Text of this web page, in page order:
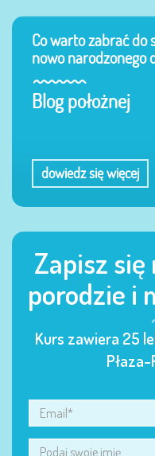
Co warto zabrać do
nowo narodzonego
Blog położnej
dowiedz się więcej
Zapisz się
porodzie i
Kurs zawiera 25